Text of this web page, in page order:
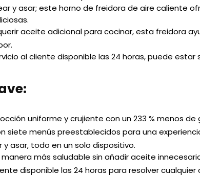
y asar; este horno de freidora de aire caliente
aceite adicional para cocinar, esta freidora
al cliente disponible las 24 horas, puede
uniforme y crujiente con un 233 % menos de
siete menús preestablecidos para una
y asar, todo en un solo dispositivo.
más saludable sin añadir aceite
disponible las 24 horas para resolver cualquier